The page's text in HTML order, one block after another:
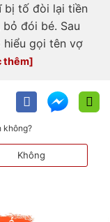
bị tố đòi lại tiền
đói bé. Sau
hiểu gọi tên vợ
không?
Không